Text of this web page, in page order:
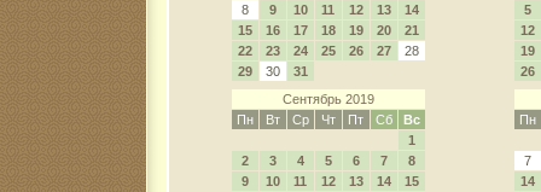
8
9 10 11 12 13
14
15
16 17 18 19 20
21
22
23 24 25 26 27
28
29
30 31
5
12
19
26
Сентябрь 2019
Пн
Вт Ср Чт Пт Сб
Вс
1
2
3 4 5 6 7
8
9
10 11 12 13 14
15
Пн
7
14